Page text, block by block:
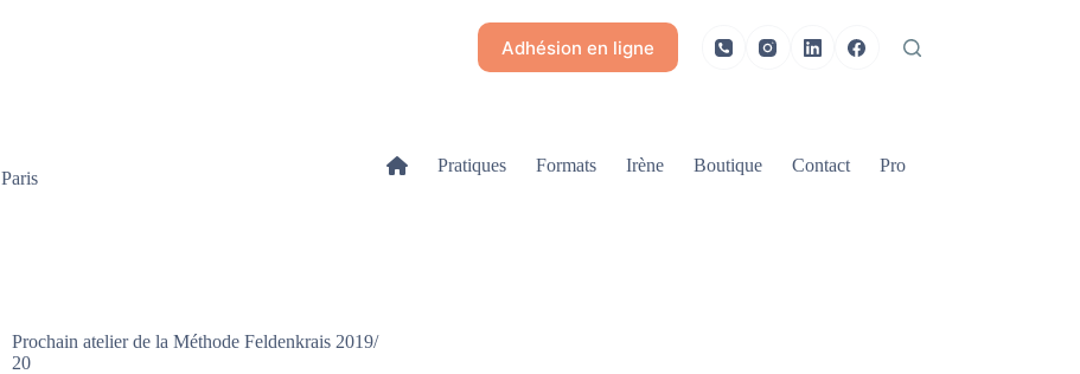
Adhésion en ligne
Pratiques Formats Irène Boutique Contact Pro
Prochain atelier de la Méthode Feldenkrais 2019/
20